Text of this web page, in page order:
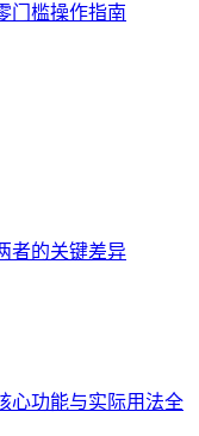
门槛操作指南
者的关键差异
心功能与实际用法全